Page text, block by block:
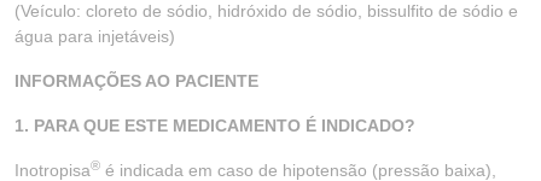
(Veículo: cloreto de sódio, hidróxido de sódio, bissulfito de sódio e
água para injetáveis)
INFORMAÇÕES AO PACIENTE
1. PARA QUE ESTE MEDICAMENTO É INDICADO?
Inotropisa® é indicada em caso de hipotensão (pressão baixa),